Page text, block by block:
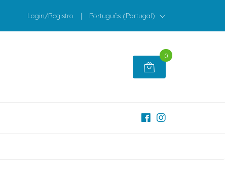
Login/Registro | Português (Portugal)
0